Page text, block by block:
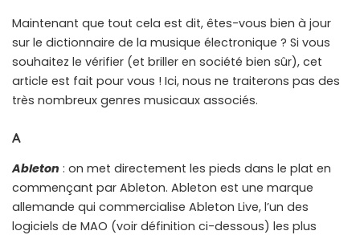
Maintenant que tout cela est dit, êtes-vous bien à jour
sur le dictionnaire de la musique électronique ? Si vous
souhaitez le vérifier (et briller en société bien sûr), cet
article est fait pour vous ! Ici, nous ne traiterons pas des
très nombreux genres musicaux associés.
A
Ableton : on met directement les pieds dans le plat en
commençant par Ableton. Ableton est une marque
allemande qui commercialise Ableton Live, l’un des
logiciels de MAO (voir définition ci-dessous) les plus